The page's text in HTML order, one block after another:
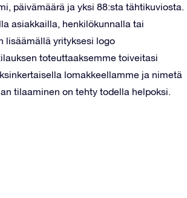
päivämäärä ja yksi 88:sta tähtikuviosta.
asiakkailla, henkilökunnalla tai
lisäämällä yrityksesi logo
toteuttaaksemme toiveitasi
lomakkeellamme ja nimetä
tilaaminen on tehty todella helpoksi.